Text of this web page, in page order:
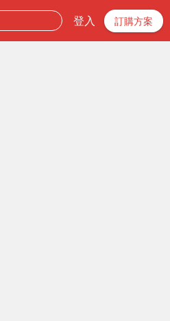
登入 訂購方案